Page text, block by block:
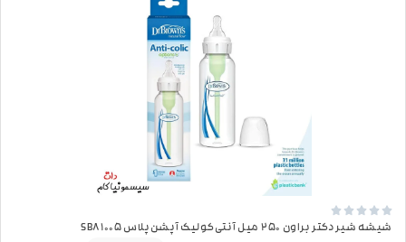





شیشه شیر دکتر براون 250 میل آنتی‌کولیک آپشن‌پلاس SB81005